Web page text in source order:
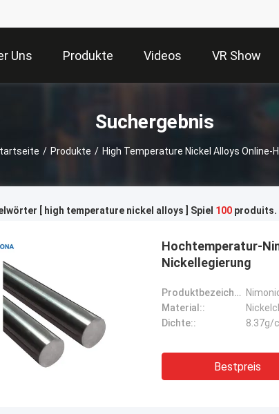
Uns Produkte Videos VR Show
Suchergebnis
/ Produkte / High Temperature Nickel Alloys Online-
[ high temperature nickel alloys ] Spiel 100 produits.
Hochtemperatur-
Nickellegierung
Produktbezeichnung::
Material::
Dichte::
8.37g/
Bestpreis